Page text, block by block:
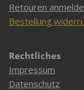
Retouren
Bestellung
Rechtliches
Impressum
Datenschutz